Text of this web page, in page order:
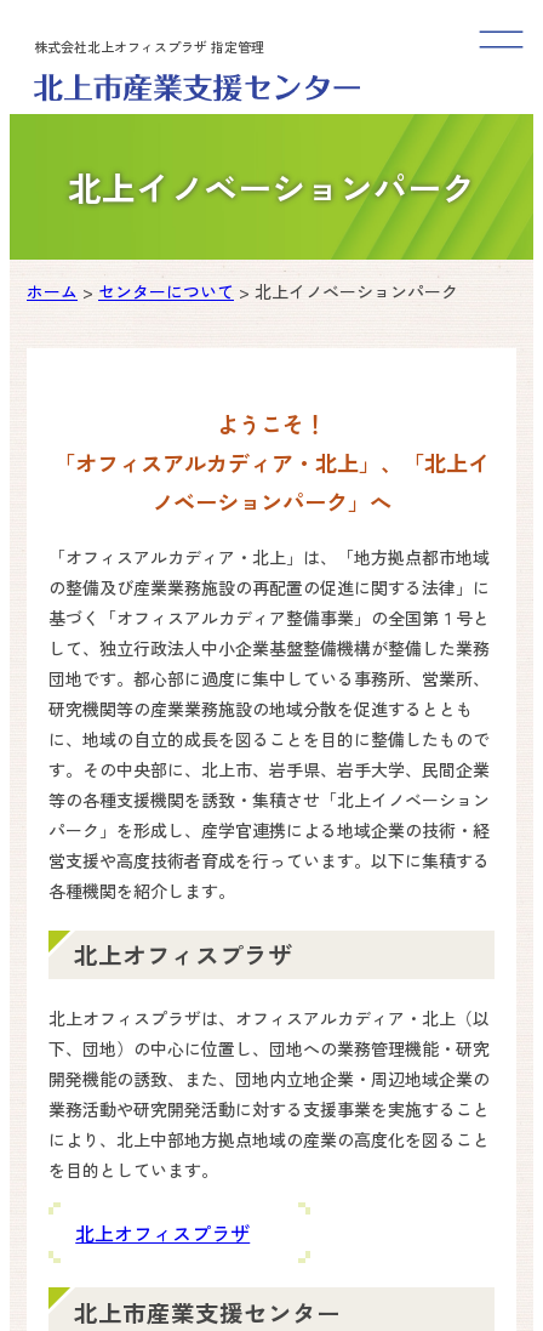
ス
株式会社北上オフィスプラザ 指定管理
北上イノベーションパーク
ホーム > センターについて > 北上イノベーションパーク
ようこそ！
「オフィスアルカディア・北上」、「北上イ
ノベーションパーク」へ
「オフィスアルカディア・北上」は、「地方拠点都市地域
の整備及び産業業務施設の再配置の促進に関する法律」に
基づく「オフィスアルカディア整備事業」の全国第１号と
して、独立行政法人中小企業基盤整備機構が整備した業務
団地です。都心部に過度に集中している事務所、営業所、
研究機関等の産業業務施設の地域分散を促進するととも
に、地域の自立的成長を図ることを目的に整備したもので
す。その中央部に、北上市、岩手県、岩手大学、民間企業
等の各種支援機関を誘致・集積させ「北上イノベーション
パーク」を形成し、産学官連携による地域企業の技術・経
営支援や高度技術者育成を行っています。以下に集積する
各種機関を紹介します。
北上オフィスプラザ
北上オフィスプラザは、オフィスアルカディア・北上（以
下、団地）の中心に位置し、団地への業務管理機能・研究
開発機能の誘致、また、団地内立地企業・周辺地域企業の
業務活動や研究開発活動に対する支援事業を実施すること
により、北上中部地方拠点地域の産業の高度化を図ること
を目的としています。
北上オフィスプラザ
北上市産業支援センター